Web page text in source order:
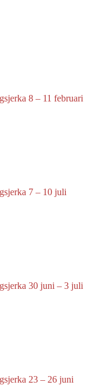
8 – 11 februari
7 – 10 juli
30 juni – 3 juli
23 – 26 juni